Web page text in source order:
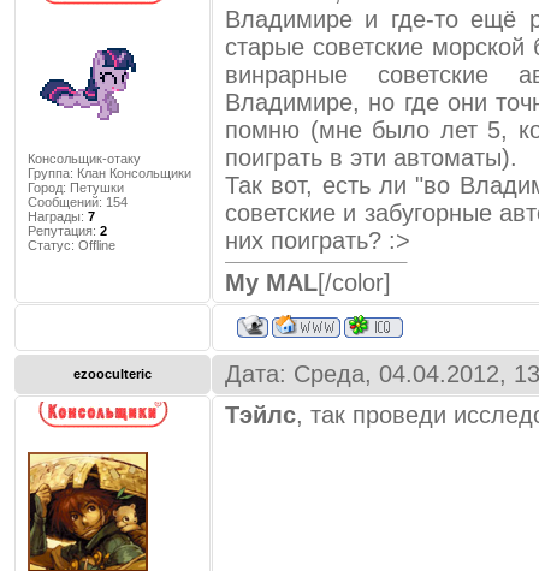
Консольщик-отаку
Группа: Клан Консольщики
Город: Петушки
Сообщений: 154
Награды: 7
Репутация: 2
Статус: Offline
Владимире и где-то ещё
старые советские
винрарные
Владимире, но где они
помню (мне было лет 5,
поиграть в эти автоматы).
Так вот, есть ли "во
советские и забугорные
них поиграть? :>
My MAL[/color]
ezooculteric Дата: Среда, 04.04.2012,
Тэйлс, так проведи